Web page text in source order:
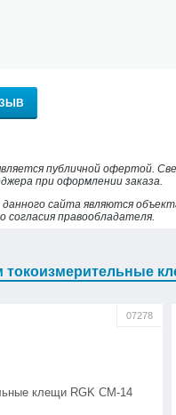
публичной офертой.
при оформлении заказа.
сайта являются
согласия правообладателя.
токоизмерительные
07278
клещи RGK CM-14